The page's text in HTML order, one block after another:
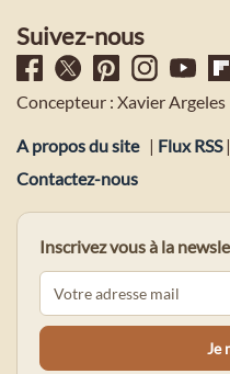
Suivez-nous
Concepteur : Xavier Argeles
A propos du site | Flux RSS|
Contactez-nous
Inscrivez vous à la